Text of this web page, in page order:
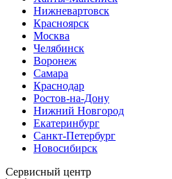
Нижневартовск
Красноярск
Москва
Челябинск
Воронеж
Самара
Краснодар
Ростов-на-Дону
Нижний Новгород
Екатеринбург
Санкт-Петербург
Новосибирск
Сервисный центр